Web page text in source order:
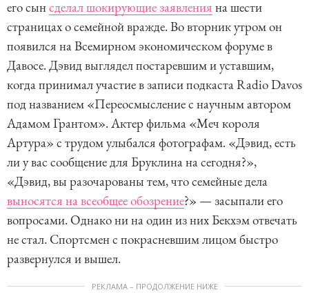
его сынсделал шокирующие заявления на шести
страницах о семейной вражде. Во вторник утром он
появился на Всемирном экономическом форуме в
Давосе. Дэвид выглядел постаревшим и уставшим,
когда принимал участие в записи подкаста Radio Davos
под названием «Переосмысление с научным автором
Адамом Грантом». Актер фильма «Меч короля
Артура» с трудом улыбался фотографам. «Дэвид, есть
ли у вас сообщение для Бруклина на сегодня?»,
«Дэвид, вы разочарованы тем, что семейные дела
выносятся на всеобщее обозрение?» — засыпали его
вопросами. Однако ни на один из них Бекхэм отвечать
не стал. Спортсмен с покрасневшим лицом быстро
развернулся и вышел.
РЕКЛАМА – ПРОДОЛЖЕНИЕ НИЖЕ